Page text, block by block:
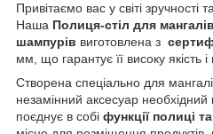
Привітаємо вас у світі зручності
Наша Полиця-стіл для
шампурів виготовлена з
мм, що гарантує її високу якість і
Створена спеціально для
незамінний аксесуар
поєднує в собі функції полиці